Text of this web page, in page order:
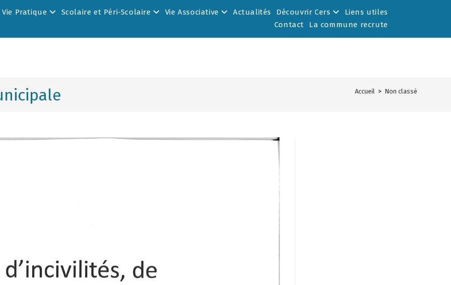
Vie Pratique Scolaire et Péri-Scolaire Vie Associative Actualités Découvrir Cers
Liens utiles
Contact
La commune recrute
Accueil > Non classé